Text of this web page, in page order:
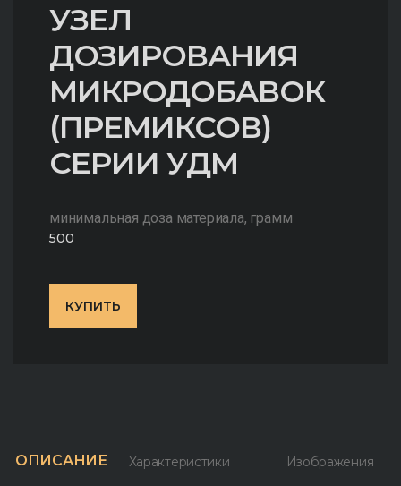
УЗЕЛ
ДОЗИРОВАНИЯ
МИКРОДОБАВОК
(ПРЕМИКСОВ)
СЕРИИ УДМ
минимальная доза материала, грамм
500
КУПИТЬ
ОПИСАНИЕ Характеристики Изображения